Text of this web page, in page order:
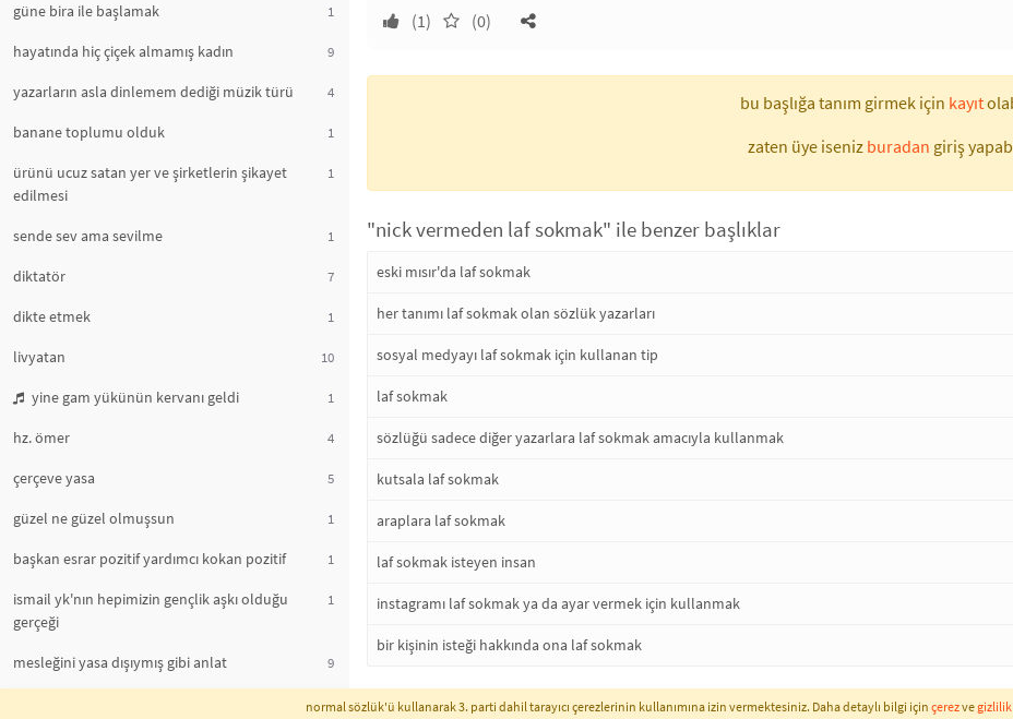
güne bira ile başlamak 1
hayatında hiç çiçek almamış kadın 9
yazarların asla dinlemem dediği müzik türü 4
banane toplumu olduk 1
ürünü ucuz satan yer ve şirketlerin şikayet
edilmesi
1
sende sev ama sevilme 1
diktatör 7
dikte etmek 1
livyatan 10
yine gam yükünün kervanı geldi 1
hz. ömer 4
çerçeve yasa 5
güzel ne güzel olmuşsun 1
başkan esrar pozitif yardımcı kokan pozitif 1
ismail yk'nın hepimizin gençlik aşkı olduğu
gerçeği
1
mesleğini yasa dışıymış gibi anlat 9
1
(1)
(0)
bu başlığa tanım girmek için kayıt
zaten üye iseniz buradan giriş
"nick vermeden laf sokmak" ile benzer başlıklar
eski mısır'da laf sokmak
her tanımı laf sokmak olan sözlük yazarları
sosyal medyayı laf sokmak için kullanan tip
laf sokmak
sözlüğü sadece diğer yazarlara laf sokmak amacıyla kullanmak
kutsala laf sokmak
araplara laf sokmak
laf sokmak isteyen insan
instagramı laf sokmak ya da ayar vermek için kullanmak
bir kişinin isteği hakkında ona laf sokmak
normal sözlük'ü kullanarak 3. parti dahil tarayıcı çerezlerinin kullanımına izin vermektesiniz. Daha detaylı bilgi için çerezvegizlilik